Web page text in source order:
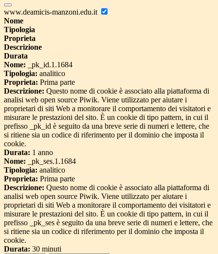
www.deamicis-manzoni.edu.it
Nome
Tipologia
Proprieta
Descrizione
Durata
Nome: _pk_id.1.1684
Tipologia: analitico
Proprieta: Prima parte
Descrizione: Questo nome di cookie è associato alla piattaforma di
analisi web open source Piwik. Viene utilizzato per aiutare i
proprietari di siti Web a monitorare il comportamento dei visitatori e
misurare le prestazioni del sito. È un cookie di tipo pattern, in cui il
prefisso _pk_id è seguito da una breve serie di numeri e lettere, che
si ritiene sia un codice di riferimento per il dominio che imposta il
cookie.
Durata: 1 anno
Nome: _pk_ses.1.1684
Tipologia: analitico
Proprieta: Prima parte
Descrizione: Questo nome di cookie è associato alla piattaforma di
analisi web open source Piwik. Viene utilizzato per aiutare i
proprietari di siti Web a monitorare il comportamento dei visitatori e
misurare le prestazioni del sito. È un cookie di tipo pattern, in cui il
prefisso _pk_ses è seguito da una breve serie di numeri e lettere, che
si ritiene sia un codice di riferimento per il dominio che imposta il
cookie.
Durata: 30 minuti